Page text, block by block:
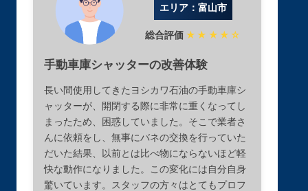
エリア：富山市
総合評価 ★★★★☆
手動車庫シャッターの改善体験
長い間使用してきたヨシカワ石油の手動車庫シ
ャッターが、開閉する際に非常に重くなってし
まったため、困惑していました。そこで業者さ
んに依頼をし、無事にバネの交換を行っていた
だいた結果、以前とは比べ物にならないほど軽
快な動作になりました。この変化には自分自身
驚いています。スタッフの方々はとてもプロフ